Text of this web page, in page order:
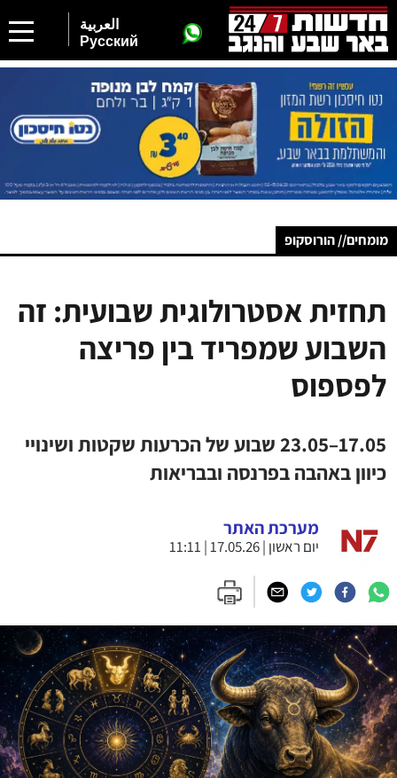
العربية
Русский
מומחים// הורוסקופ
תחזית אסטרולוגית שבועית: זה
השבוע שמפריד בין פריצה
לפספוס
17.05–23.05 שבוע של הכרעות שקטות ושינויי
כיוון באהבה בפרנסה ובבריאות
מערכת האתר
יום ראשון | 17.05.26 | 11:11